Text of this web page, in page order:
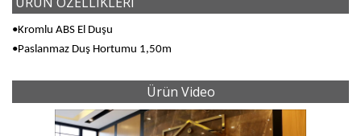
•Kromlu ABS El Duşu
•Paslanmaz Duş Hortumu 1,50m
Ürün Video